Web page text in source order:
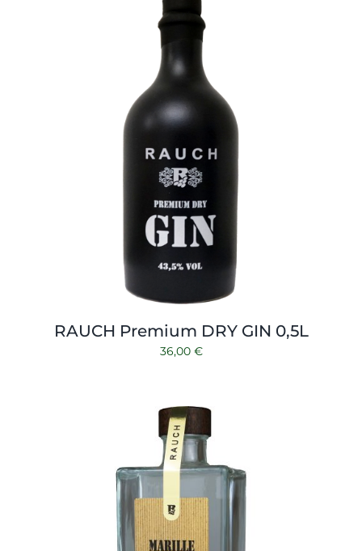
Shop
Kontakt
RAUCH Premium DRY GIN 0,5L
36,00 €